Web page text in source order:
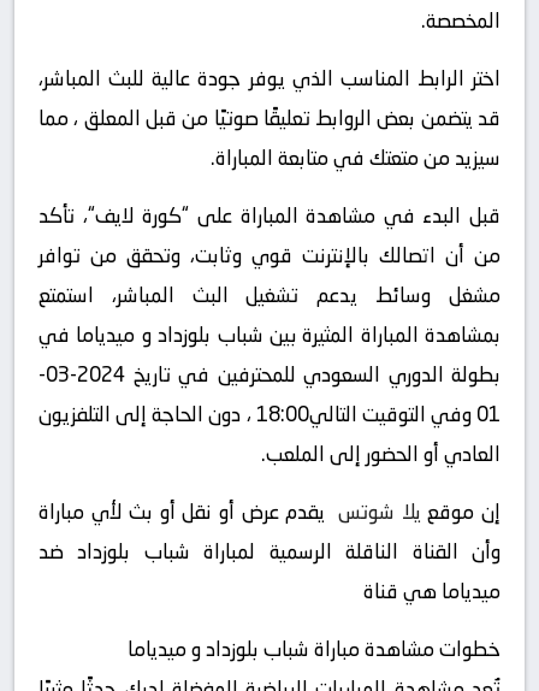
المخصصة.
اختر الرابط المناسب الذي يوفر جودة عالية للبث المباشر،
قد يتضمن بعض الروابط تعليقًا صوتيًا من قبل المعلق ، مما
سيزيد من متعتك في متابعة المباراة.
قبل البدء في مشاهدة المباراة على “كورة لايف“، تأكد
من أن اتصالك بالإنترنت قوي وثابت، وتحقق من توافر
مشغل وسائط يدعم تشغيل البث المباشر، استمتع
بمشاهدة المباراة المثيرة بين شباب بلوزداد و ميدياما في
بطولة الدوري السعودي للمحترفين في تاريخ 2024-03-
01 وفي التوقيت التالي18:00 ، دون الحاجة إلى التلفزيون
العادي أو الحضور إلى الملعب.
إن موقع يلا شوتسيقدم عرض أو نقل أو بث لأي مباراة
وأن القناة الناقلة الرسمية لمباراة شباب بلوزداد ضد
ميدياما هي قناة
خطوات مشاهدة مباراة شباب بلوزداد و ميدياما